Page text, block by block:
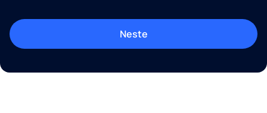
Neste